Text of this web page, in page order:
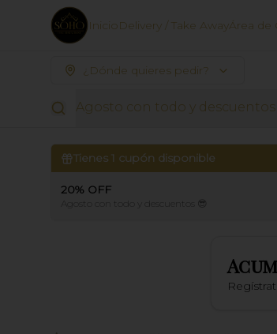
InicioDelivery / Take AwayÁrea de
¿Dónde quieres pedir?
Agosto con todo y descuentos
Tienes 1 cupón disponible
20% OFF
Agosto con todo y descuentos 😎